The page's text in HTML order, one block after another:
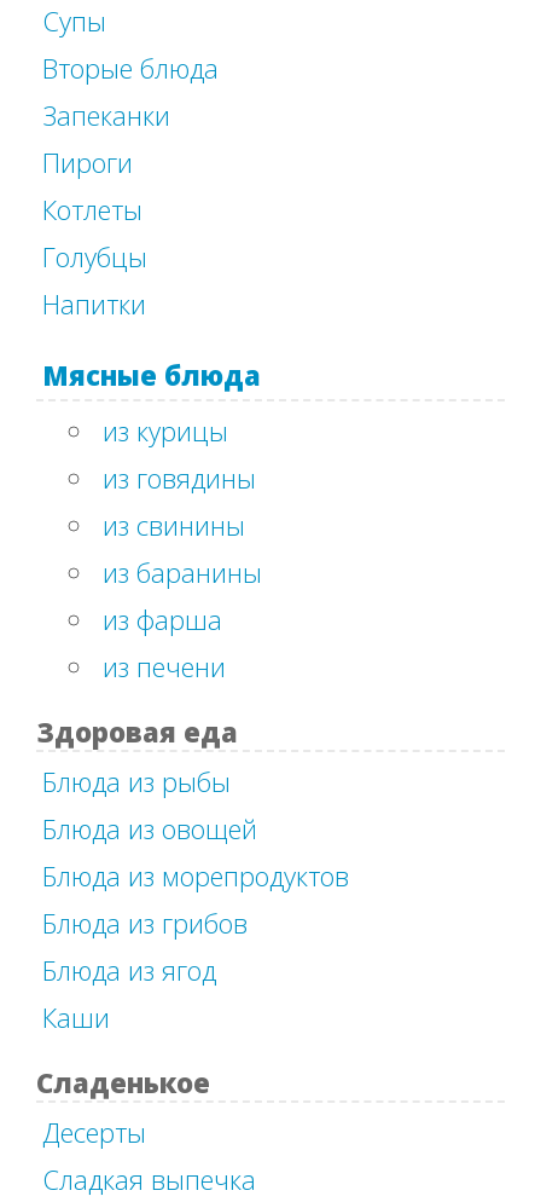
Супы
Вторые блюда
Запеканки
Пироги
Котлеты
Голубцы
Напитки
Мясные блюда
из курицы
из говядины
из свинины
из баранины
из фарша
из печени
Здоровая еда
Блюда из рыбы
Блюда из овощей
Блюда из морепродуктов
Блюда из грибов
Блюда из ягод
Каши
Сладенькое
Десерты
Сладкая выпечка